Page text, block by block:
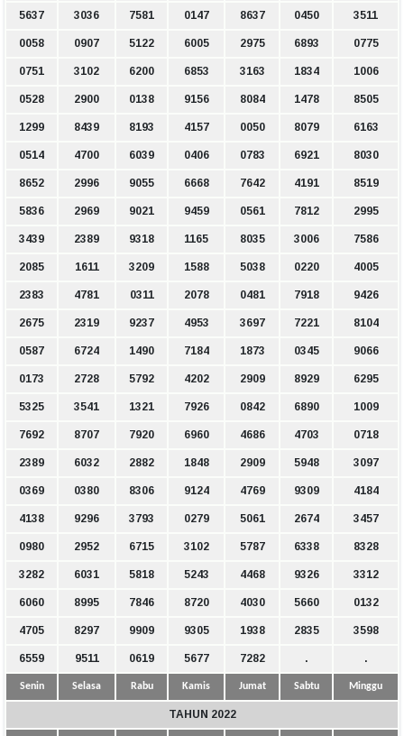
5637 3036 7581 0147 8637 0450 3511
0058 0907 5122 6005 2975 6893 0775
0751 3102 6200 6853 3163 1834 1006
0528 2900 0138 9156 8084 1478 8505
1299 8439 8193 4157 0050 8079 6163
0514 4700 6039 0406 0783 6921 8030
8652 2996 9055 6668 7642 4191 8519
5836 2969 9021 9459 0561 7812 2995
3439 2389 9318 1165 8035 3006 7586
2085 1611 3209 1588 5038 0220 4005
2383 4781 0311 2078 0481 7918 9426
2675 2319 9237 4953 3697 7221 8104
0587 6724 1490 7184 1873 0345 9066
0173 2728 5792 4202 2909 8929 6295
5325 3541 1321 7926 0842 6890 1009
7692 8707 7920 6960 4686 4703 0718
2389 6032 2882 1848 2909 5948 3097
0369 0380 8306 9124 4769 9309 4184
4138 9296 3793 0279 5061 2674 3457
0980 2952 6715 3102 5787 6338 8328
3282 6031 5818 5243 4468 9326 3312
6060 8995 7846 8720 4030 5660 0132
4705 8297 9909 9305 1938 2835 3598
6559 9511 0619 5677 7282 . .
Senin Selasa Rabu Kamis Jumat Sabtu Minggu
TAHUN 2022